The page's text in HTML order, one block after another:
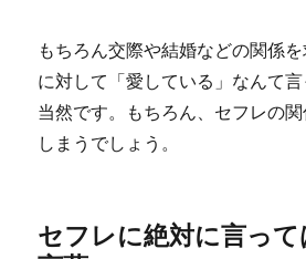
もちろん交際や結婚などの関係
に対して「愛している」なんて
当然です。もちろん、セフレの
しまうでしょう。
セフレに絶対に言っ